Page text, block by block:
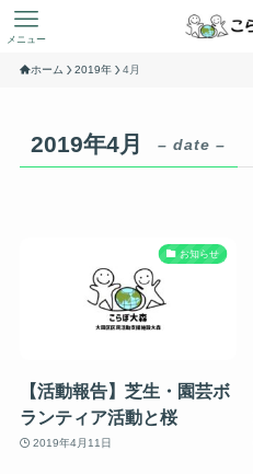
メニュー
ホーム 2019年 4月
2019年4月 – date –
お知らせ
【活動報告】芝生・園芸ボ
ランティア活動と桜
2019年4月11日